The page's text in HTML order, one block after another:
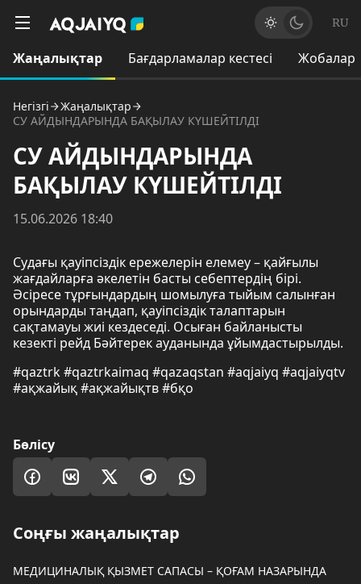
RU
Жаңалықтар Бағдарламалар кестесі Жобалар
Негізгі
Жаңалықтар
СУ АЙДЫНДАРЫНДА БАҚЫЛАУ КҮШЕЙТІЛДІ
СУ АЙДЫНДАРЫНДА
БАҚЫЛАУ КҮШЕЙТІЛДІ
15.06.2026 18:40
Судағы қауіпсіздік ережелерін елемеу – қайғылы
жағдайларға әкелетін басты себептердің бірі.
Әсіресе тұрғындардың шомылуға тыйым салынған
орындарды таңдап, қауіпсіздік талаптарын
сақтамауы жиі кездеседі. Осыған байланысты
кезекті рейд Бәйтерек ауданында ұйымдастырылды.
#qaztrk #qaztrkaimaq #qazaqstan #aqjaiyq #aqjaiyqtv
#ақжайық #ақжайықтв #бқо
Бөлісу
Соңғы жаңалықтар
МЕДИЦИНАЛЫҚ ҚЫЗМЕТ САПАСЫ – ҚОҒАМ НАЗАРЫНДА